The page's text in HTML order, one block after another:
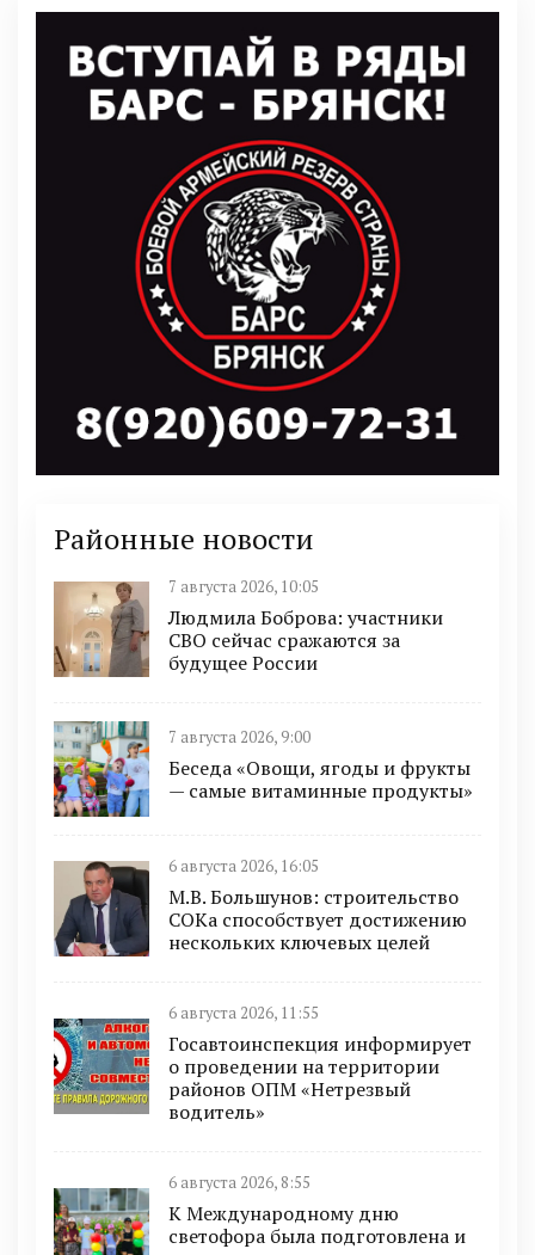
Районные новости
7 августа 2026, 10:05
Людмила Боброва: участники
СВО сейчас сражаются за
будущее России
7 августа 2026, 9:00
Беседа «Овощи, ягоды и фрукты
— самые витаминные продукты»
6 августа 2026, 16:05
М.В. Большунов: строительство
СОКа способствует достижению
нескольких ключевых целей
6 августа 2026, 11:55
Госавтоинспекция информирует
о проведении на территории
районов ОПМ «Нетрезвый
водитель»
6 августа 2026, 8:55
К Международному дню
светофора была подготовлена и